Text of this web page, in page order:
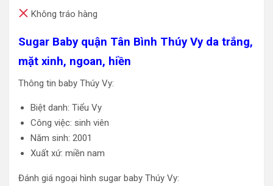
Không tráo hàng
Sugar Baby quận Tân Bình Thúy Vy da trắng,
mặt xinh, ngoan, hiền
Thông tin baby Thúy Vy:
Biệt danh: Tiểu Vy
Công việc: sinh viên
Năm sinh: 2001
Xuất xứ: miền nam
Đánh giá ngoại hình sugar baby Thúy Vy: